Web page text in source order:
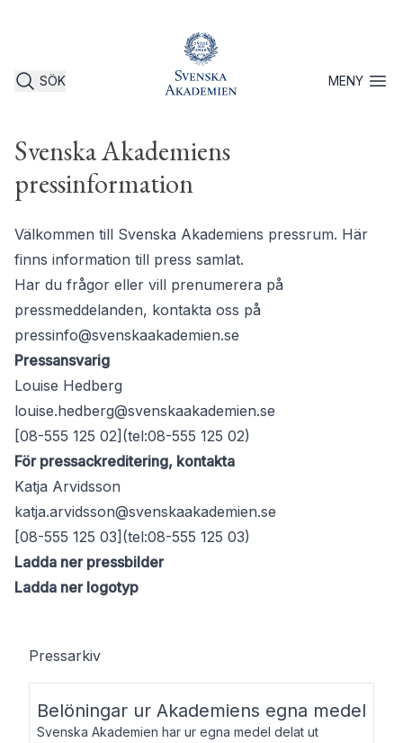
SÖK MENYÖppna
Svenska Akademiens
pressinformation
Välkommen till Svenska Akademiens pressrum. Här
finns information till press samlat.
Har du frågor eller vill prenumerera på
pressmeddelanden, kontakta oss på
pressinfo@svenskaakademien.se
Pressansvarig
Louise Hedberg
louise.hedberg@svenskaakademien.se
[08-555 125 02](tel:08-555 125 02)
För pressackreditering, kontakta
Katja Arvidsson
katja.arvidsson@svenskaakademien.se
[08-555 125 03](tel:08-555 125 03)
Ladda ner pressbilder
Ladda ner logotyp
Pressarkiv
Belöningar ur Akademiens egna medel
Svenska Akademien har ur egna medel delat ut